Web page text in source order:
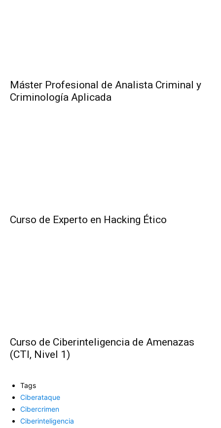
Máster Profesional de Analista Criminal y
Criminología Aplicada
Curso de Experto en Hacking Ético
Curso de Ciberinteligencia de Amenazas
(CTI, Nivel 1)
Tags
Ciberataque
Cibercrimen
Ciberinteligencia